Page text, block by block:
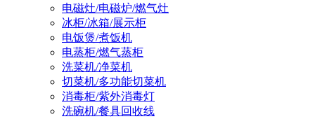
电磁灶/电磁炉/燃气灶
冰柜/冰箱/展示柜
电饭煲/煮饭机
电蒸柜/燃气蒸柜
洗菜机/净菜机
切菜机/多功能切菜机
消毒柜/紫外消毒灯
洗碗机/餐具回收线